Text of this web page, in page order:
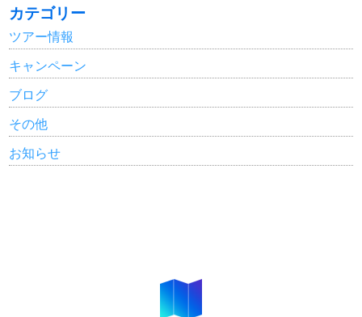
カテゴリー
ツアー情報
キャンペーン
ブログ
その他
お知らせ